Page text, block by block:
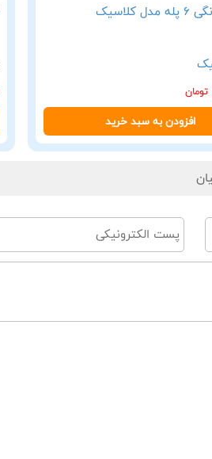
کلاسیک
تومان
افزودن به سبد خرید